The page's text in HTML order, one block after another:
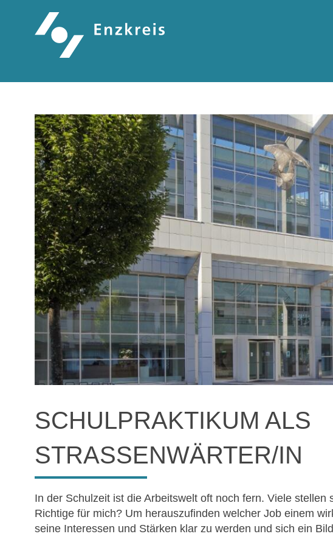
SCHULPRAKTIKUM ALS
STRASSENWÄRTER/IN
In der Schulzeit ist die Arbeitswelt oft noch fern. Viele
Richtige für mich? Um herauszufinden welcher Job einem
seine Interessen und Stärken klar zu werden und sich ein